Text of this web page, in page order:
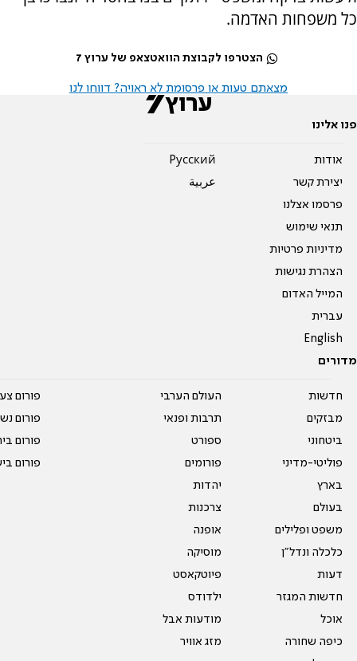
כל משפחות האדמה.
הצטרפו לקבוצת הוואטצאפ של ערוץ 7
מצאתם טעות או פרסומת לא ראויה? דווחו לנו
פנו אלינו
אודות
יצירת קשר
פרסמו אצלנו
תנאי שימוש
מדיניות פרטיות
הצהרת נגישות
המייל האדום
עברית
English
Pусский
عربية
מדורים
חדשות
מבזקים
ביטחוני
פוליטי-מדיני
בארץ
בעולם
משפט ופלילים
כלכלה ונדל"ן
דעות
חדשות המגזר
אוכל
כיפה שחורה
העולם הערבי
תרבות ופנאי
ספורט
פורומים
יהדות
צרכנות
אופנה
מוסיקה
פיוטקאסט
ילדודס
מודעות אבל
מזג אוויר
פורום
פורום
פורום
פורום